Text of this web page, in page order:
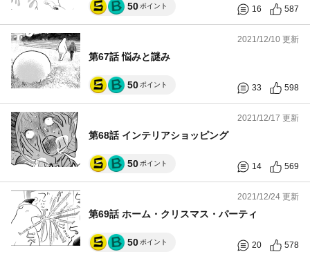
50 ポイント 16 587
2021/12/10 更新
第67話 悩みと謎み
50 ポイント 33 598
2021/12/17 更新
第68話 インテリアショッピング
50 ポイント 14 569
2021/12/24 更新
第69話 ホーム・クリスマス・パーティ
50 ポイント 20 578